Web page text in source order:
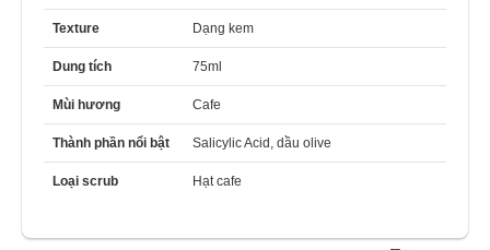
Texture Dạng kem
Dung tích 75ml
Mùi hương Cafe
Thành phần nổi bật Salicylic Acid, dầu olive
Loại scrub Hạt cafe